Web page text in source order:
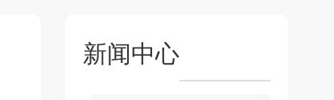
新闻中心